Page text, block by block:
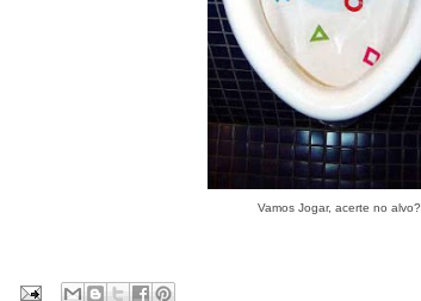
Vamos Jogar, acerte no alvo?